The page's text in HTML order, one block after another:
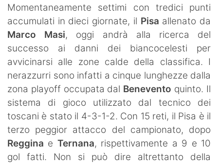
Momentaneamente settimi con tredici punti
accumulati in dieci giornate, il Pisa allenato da
Marco
Masi, oggi andrà alla ricerca del
successo ai danni dei biancocelesti per
avvicinarsi alle zone calde della classifica. I
nerazzurri sono infatti a cinque lunghezze dalla
zona playoff occupata dal Benevento quinto. Il
sistema di gioco utilizzato dal tecnico dei
toscani è stato il 4-3-1-2. Con 15 reti, il Pisa è il
terzo peggior attacco del campionato, dopo
Reggina e Ternana, rispettivamente a 9 e 10
gol fatti. Non si può dire altrettanto della